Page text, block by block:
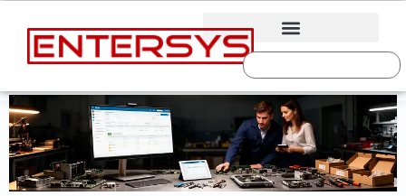
Garanzia E Fuori Garanzia Con
Zelo ERP